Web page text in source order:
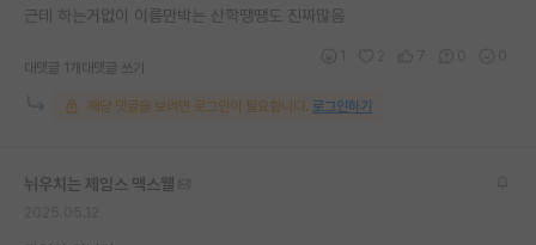
근데 하는거없이 이름만박는 산학땡땡도 진짜많음
대댓글 1개 대댓글 쓰기
해당 댓글을 보려면 로그인이 필요합니다. 로그인하기
뉘우치는 제임스 맥스웰